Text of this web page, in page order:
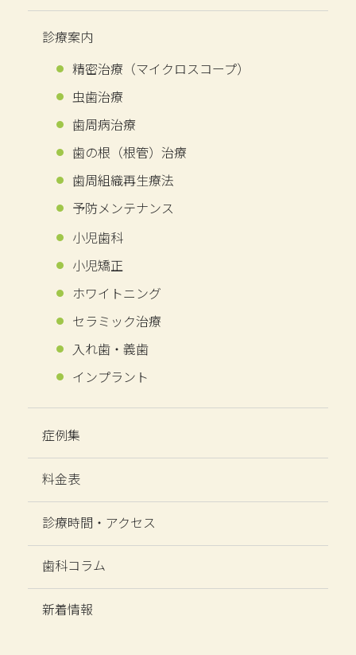
診療案内
精密治療 （マイクロスコープ）
虫歯治療
歯周病治療
歯の​根​（根管）​治療
歯周組織再生療法
予防メンテナンス
小児歯科
小児矯正
ホワイトニング
セラミック治療
入れ歯・義歯
インプラント
症例集
料金表
診療時間・アクセス
歯科コラム
新着情報